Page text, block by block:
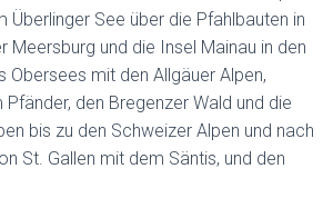
Überlinger See über die Pfahlbauten in
Meersburg und die Insel Mainau in den
Obersees mit den Allgäuer Alpen,
den Bregenzer Wald und die
bis zu den Schweizer Alpen und nach
St. Gallen mit dem Säntis, und den